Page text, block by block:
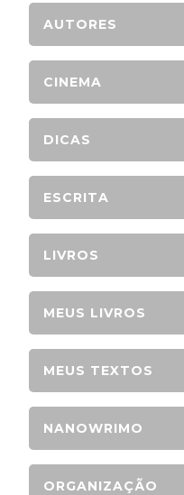
AUTORES
CINEMA
DICAS
ESCRITA
LIVROS
MEUS LIVROS
MEUS TEXTOS
NANOWRIMO
ORGANIZAÇÃO